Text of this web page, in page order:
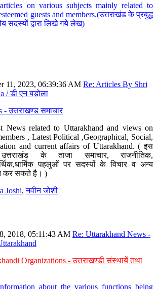
on various subjects mainly related to
guests and members.(उत्तराखंड के प्रबुद्ध
सदस्यों द्वारा लिखे गये लेख)
11, 2023, 06:39:36 AM Re: Articles By Shri
/ डी एन बड़ोला
उत्तराखण्ड समाचार
related to Uttarakhand and views on
, Latest Political ,Geographical, Social,
and current affairs of Uttarakhand. ( इस
के ताजा समाचार, राजनीतिक,
पहलुओं पर सदस्यों के विचार व अन्य
कर सकते है। )
Joshi,नवीन जोशी
2018, 05:11:43 AM Re: Uttarakhand News -
Organizations - उत्तराखण्डी संस्थायें तथा
about the various functions being